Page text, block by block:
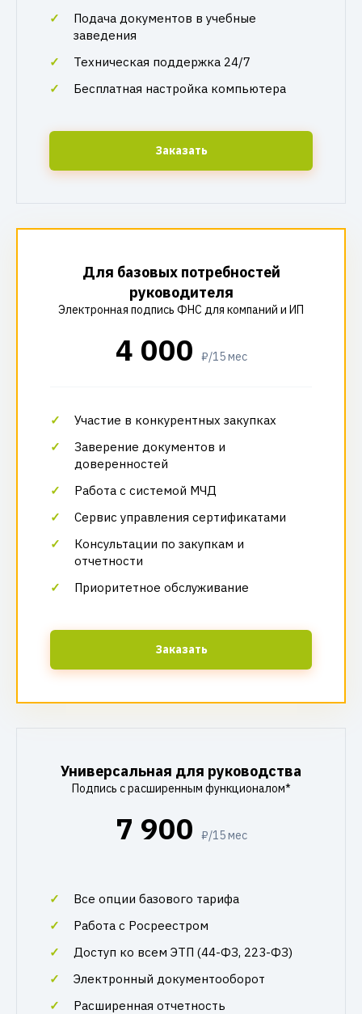
Подача документов в учебные
заведения
Техническая поддержка 24/7
Бесплатная настройка компьютера
Заказать
Для базовых потребностей
руководителя
Электронная подпись ФНС для компаний и ИП
4 000 ₽/15 мес
Участие в конкурентных закупках
Заверение документов и
доверенностей
Работа с системой МЧД
Сервис управления сертификатами
Консультации по закупкам и
отчетности
Приоритетное обслуживание
Заказать
Универсальная для руководства
Подпись с расширенным функционалом*
7 900 ₽/15 мес
Все опции базового тарифа
Работа с Росреестром
Доступ ко всем ЭТП (44-ФЗ, 223-ФЗ)
Электронный документооборот
Расширенная отчетность